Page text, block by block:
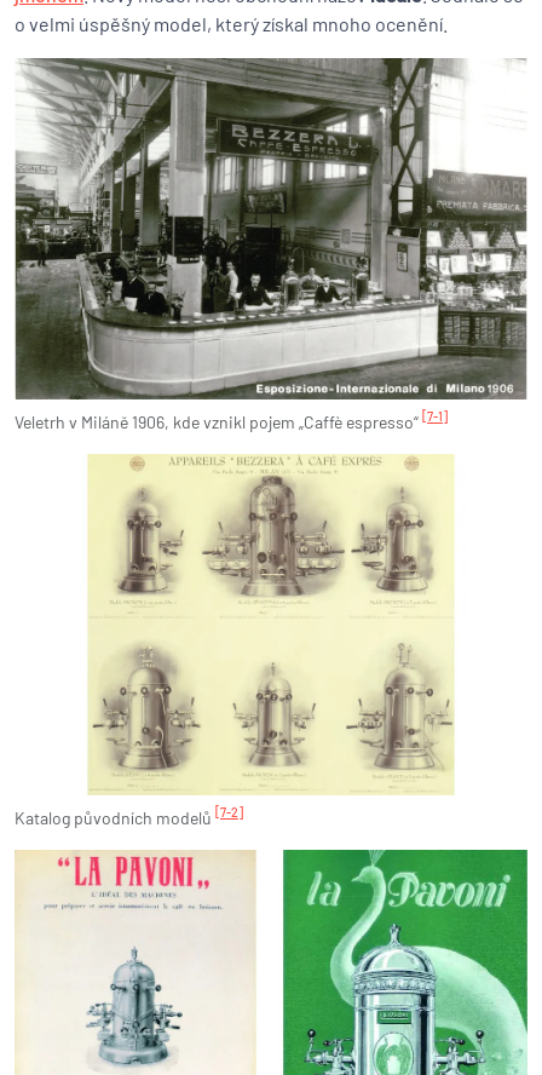
o velmi úspěšný model, který získal mnoho ocenění.
Veletrh v Miláně 1906, kde vznikl pojem „Caffè espresso“ [7-1]
Katalog původních modelů [7-2]